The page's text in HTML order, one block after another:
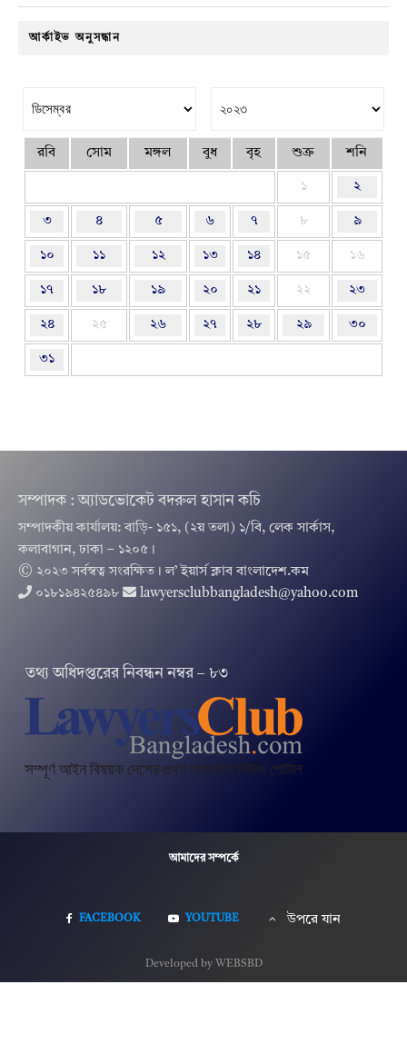
আর্কাইভ অনুসন্ধান
রবি সোম মঙ্গল বুধ বৃহ শুক্র শনি
১ ২
৩ ৪ ৫ ৬ ৭ ৮ ৯
১০ ১১ ১২ ১৩ ১৪ ১৫ ১৬
১৭ ১৮ ১৯ ২০ ২১ ২২ ২৩
২৪ ২৫ ২৬ ২৭ ২৮ ২৯ ৩০
৩১
সম্পাদক : অ্যাডভোকেট বদরুল হাসান কচি
সম্পাদকীয় কার্যালয়: বাড়ি- ১৫১, (২য় তলা) ১/বি, লেক সার্কাস,
কলাবাগান, ঢাকা – ১২০৫।
© ২০২৩ সর্বস্বত্ব সংরক্ষিত । ল’ ইয়ার্স ক্লাব বাংলাদেশ.কম
০১৮১৯৪২৫৪৯৮
lawyersclubbangladesh@yahoo.com
তথ‌্য অ‌ধিদপ্ত‌রের নিবন্ধন নম্বর – ৮৩
আমাদের সম্পর্কে
FACEBOOK YOUTUBE উপরে যান
Developed by WEBSBD